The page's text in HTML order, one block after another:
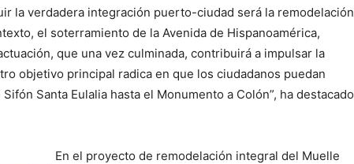
la verdadera integración puerto-ciudad será la remodelación
el soterramiento de la Avenida de Hispanoamérica,
que una vez culminada, contribuirá a impulsar la
objetivo principal radica en que los ciudadanos puedan
Santa Eulalia hasta el Monumento a Colón”, ha destacado
En el proyecto de remodelación integral del Muelle